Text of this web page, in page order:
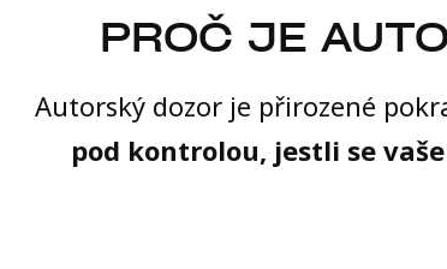
PROČ JE
Autorský dozor je přirozené
pod kontrolou, jestli se